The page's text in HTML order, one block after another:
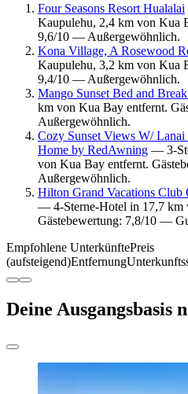
Four Seasons Resort Hualalai
Kaupulehu, 2,4 km von Kua
9,6/10 — Außergewöhnlich.
Kona Village, A Rosewood
Kaupulehu, 3,2 km von Kua
9,4/10 — Außergewöhnlich.
Mango Sunset Bed and
km von Kua Bay entfernt.
Außergewöhnlich.
Cozy Sunset Views W/
Home by RedAwning — 3-
von Kua Bay entfernt.
Außergewöhnlich.
Hilton Grand Vacations Club
— 4-Sterne-Hotel in 17,7 km
Gästebewertung: 7,8/10 —
Empfohlene UnterkünftePreis
(aufsteigend)Entfernung
Deine Ausgangsbasis